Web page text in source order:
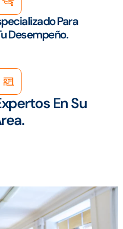
Para
Desempeño.
En Su